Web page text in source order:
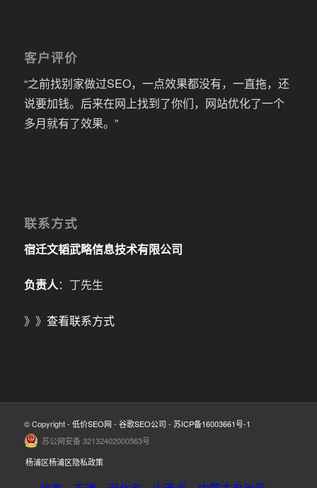
客户评价
“之前找别家做过SEO，一点效果都没有，一直拖，还
说要加钱。后来在网上找到了你们，网站优化了一个
多月就有了效果。”
联系方式
宿迁文韬武略信息技术有限公司
负责人：丁先生
》》 查看联系方式
© Copyright - 低价SEO网 - 谷歌SEO公司 - 苏ICP备16003661号-1
苏公网安备 32132402000563号
杨浦区杨浦区隐私政策